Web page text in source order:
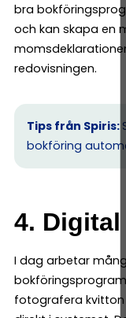
bra
och kan skapa en
redovisningen.
Tips från Spiris:
bokföring
4.
I dag arbetar
fotografera